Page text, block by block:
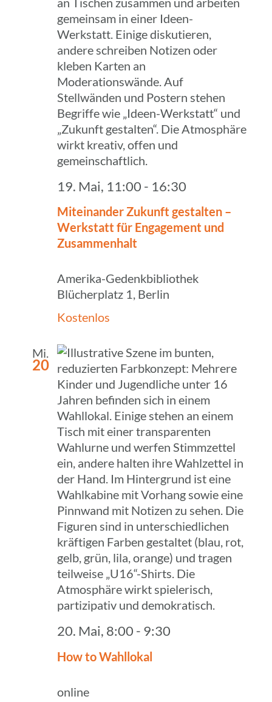
Mitein­an­der Zukunft gestal­ten –
Werk­statt für Enga­ge­ment und
Zusammenhalt
19. Mai, 11:00 - 16:30
Amerika-Gedenkbibliothek
Blücherplatz 1, Berlin
Kostenlos
Mi.
20
How to Wahllokal
20. Mai, 8:00 - 9:30
online